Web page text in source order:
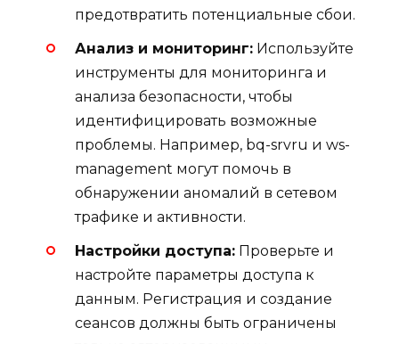
предотвратить потенциальные сбои.
Анализ и мониторинг: Используйте
инструменты для мониторинга и
анализа безопасности, чтобы
идентифицировать возможные
проблемы. Например, bq-srvru и ws-
management могут помочь в
обнаружении аномалий в сетевом
трафике и активности.
Настройки доступа: Проверьте и
настройте параметры доступа к
данным. Регистрация и создание
сеансов должны быть ограничены